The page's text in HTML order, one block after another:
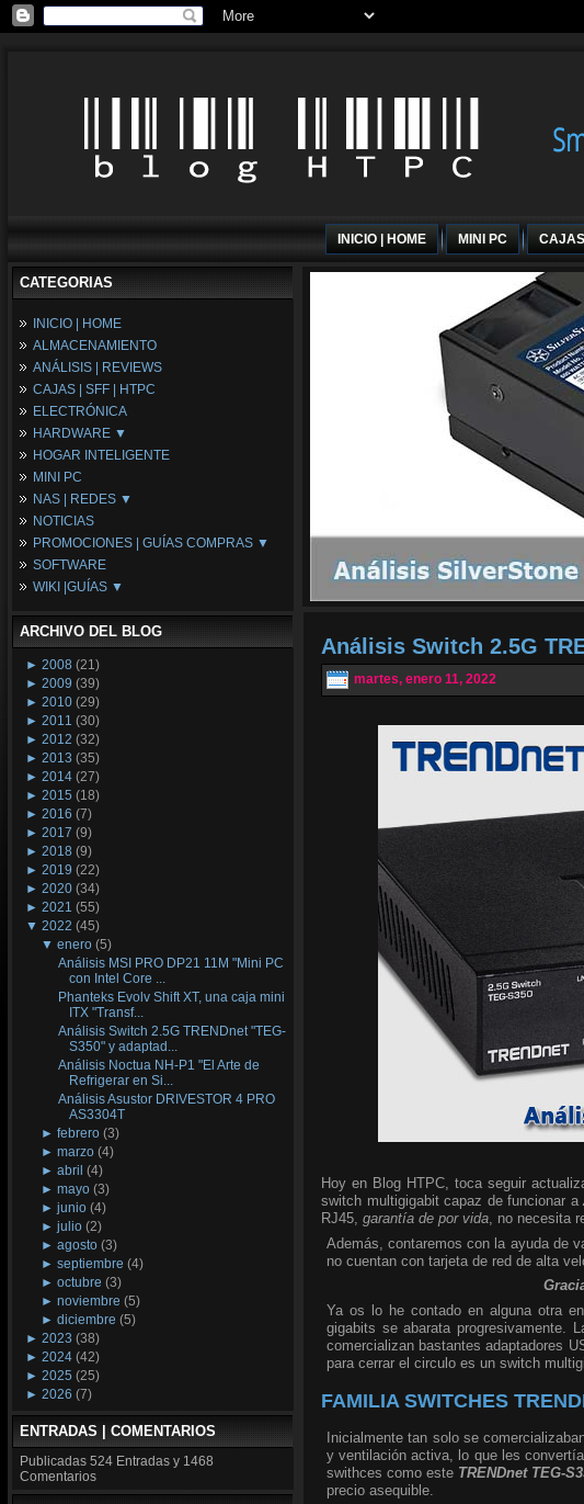
INICIO | HOME MINI PC CAJAS
CATEGORIAS
INICIO | HOME
ALMACENAMIENTO
ANÁLISIS | REVIEWS
CAJAS | SFF | HTPC
ELECTRÓNICA
HARDWARE ▼
Fuentes de Alimentación
Memória RAM
Placas Base
Procesadores
Periféricos
Refrigeración
Tarjetas Gráficas
HOGAR INTELIGENTE
MINI PC
NAS | REDES ▼
NAS
Espacio Synology
Redes
NOTICIAS
PROMOCIONES | GUÍAS COMPRAS ▼
Configuraciones Ordenadores
Guías de Compras
SOFTWARE
WIKI |GUÍAS ▼
Wikipedia
ARCHIVO DEL BLOG
► 2008 (21)
► 2009 (39)
► 2010 (29)
► 2011 (30)
► 2012 (32)
► 2013 (35)
► 2014 (27)
► 2015 (18)
► 2016 (7)
► 2017 (9)
► 2018 (9)
► 2019 (22)
► 2020 (34)
► 2021 (55)
▼ 2022 (45)
▼enero (5)
Análisis MSI PRO DP21 11M "Mini PC
con Intel Core ...
Phanteks Evolv Shift XT, una caja mini
ITX "Transf...
Análisis Switch 2.5G TRENDnet "TEG-
S350" y adaptad...
Análisis Noctua NH-P1 "El Arte de
Refrigerar en Si...
Análisis Asustor DRIVESTOR 4 PRO
AS3304T
►febrero (3)
►marzo (4)
►abril (4)
►mayo (3)
►junio (4)
►julio (2)
►agosto (3)
►septiembre (4)
►octubre (3)
►noviembre (5)
►diciembre (5)
► 2023 (38)
► 2024 (42)
► 2025 (25)
► 2026 (7)
ENTRADAS | COMENTARIOS
Publicadas 524 Entradas y 1468
Comentarios
Análisis Switch 2.5G
martes, enero 11, 2022
Hoy en Blog HTPC, toca seguir
switch multigigabit capaz de funcionar a
RJ45, garantía de por vida, no necesita
Además, contaremos con la ayuda de
no cuentan con tarjeta de red de alta
Ya os lo he contado en alguna otra
gigabits se abarata progresivamente.
comercializan bastantes adaptadores
para cerrar el circulo es un switch
FAMILIA SWITCHES
Inicialmente tan solo se
y ventilación activa, lo que les
swithces como este TRENDnet TEG-
precio asequible.